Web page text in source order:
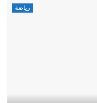
رياضة